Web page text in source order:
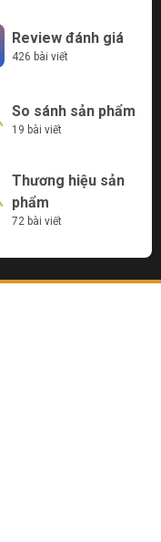
Review đánh giá
426 bài viết
So sánh sản phẩm
19 bài viết
Thương hiệu sản
phẩm
72 bài viết